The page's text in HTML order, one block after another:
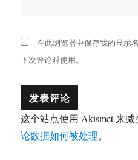
在此浏览器中保存我的显示
下次评论时使用。
这个站点使用 Akismet 来减
论数据如何被处理。